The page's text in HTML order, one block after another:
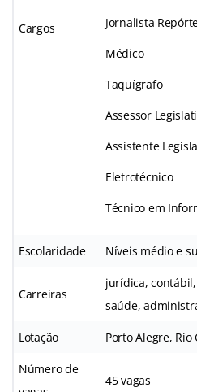
Cargos
Jornalista
Médico
Taquígrafo
Assessor
Assistente
Eletrotécnico
Técnico em
Escolaridade Níveis médio e
Carreiras
jurídica,
saúde,
Lotação Porto Alegre, Rio
Número de
45 vagas